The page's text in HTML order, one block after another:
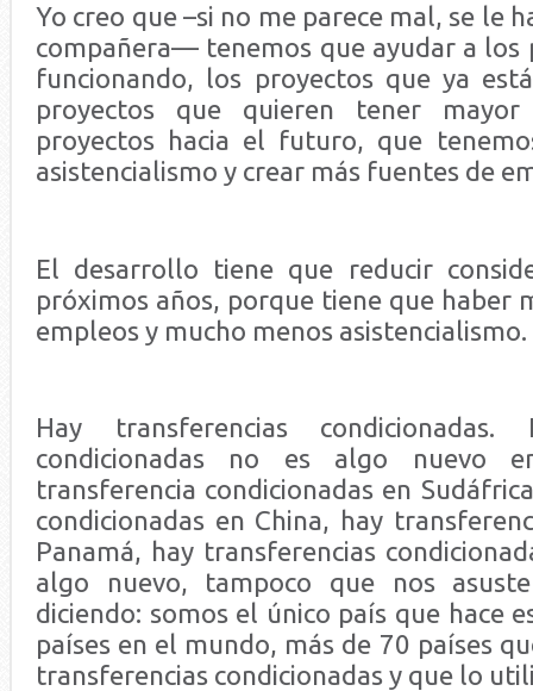
Yo creo que –si no me parece mal, se le
compañera— tenemos que ayudar a los
funcionando, los proyectos que ya
proyectos que quieren tener
proyectos hacia el futuro, que
asistencialismo y crear más fuentes de
El desarrollo tiene que reducir
próximos años, porque tiene que haber
empleos y mucho menos asistencialismo.
Hay transferencias condicionadas.
condicionadas no es algo nuevo
transferencia condicionadas en
condicionadas en China, hay
Panamá, hay transferencias
algo nuevo, tampoco que nos
diciendo: somos el único país que hace
países en el mundo, más de 70 países
transferencias condicionadas y que lo